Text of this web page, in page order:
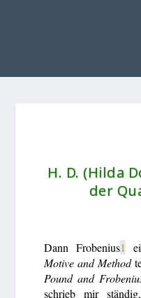
H. D. (Hilda
der
Dann Frobenius1
Motive and Method
Pound and
schrieb mir